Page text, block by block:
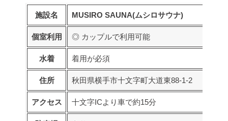
施設名 MUSIRO SAUNA(ムシロサウナ)
個室利用 ◎ カップルで利用可能
水着 着用が必須
住所 秋田県横手市十文字町大道東88-1-2
アクセス 十文字ICより車で約15分